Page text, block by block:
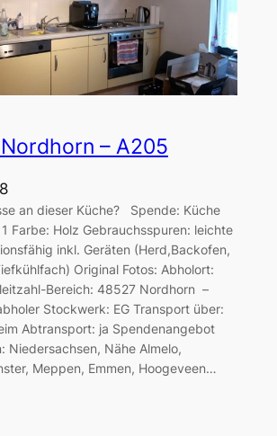
– A205
an dieser Küche? Spende: Küche
Farbe: Holz Gebrauchsspuren: leichte
inkl. Geräten (Herd,Backofen,
Original Fotos: Abholort:
Bereich: 48527 Nordhorn –
Stockwerk: EG Transport über:
Abtransport: ja Spendenangebot
Niedersachsen, Nähe Almelo,
Meppen, Emmen, Hoogeveen…